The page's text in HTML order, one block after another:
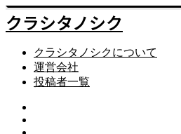
クラシタノシク
クラシタノシクについて
運営会社
投稿者一覧